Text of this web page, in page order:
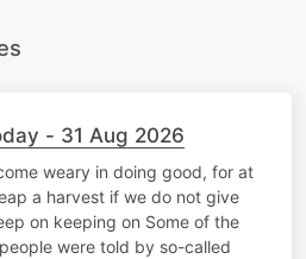
- 31 Aug 2026
weary in doing good, for at
a harvest if we do not give
on keeping on Some of the
were told by so-called